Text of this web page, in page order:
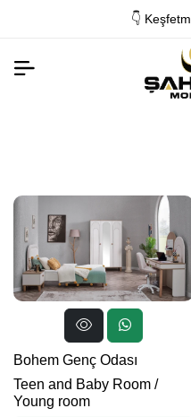
👇
Bohem Genç Odası
Teen and Baby Room /
Young room